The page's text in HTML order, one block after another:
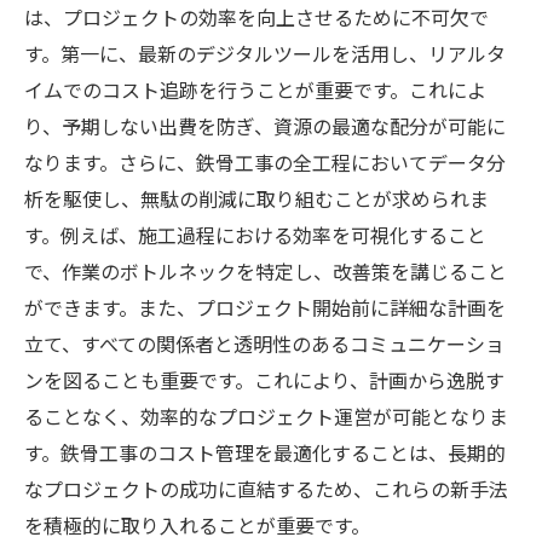
は、プロジェクトの効率を向上させるために不可欠で
す。第一に、最新のデジタルツールを活用し、リアルタ
イムでのコスト追跡を行うことが重要です。これによ
り、予期しない出費を防ぎ、資源の最適な配分が可能に
なります。さらに、鉄骨工事の全工程においてデータ分
析を駆使し、無駄の削減に取り組むことが求められま
す。例えば、施工過程における効率を可視化すること
で、作業のボトルネックを特定し、改善策を講じること
ができます。また、プロジェクト開始前に詳細な計画を
立て、すべての関係者と透明性のあるコミュニケーショ
ンを図ることも重要です。これにより、計画から逸脱す
ることなく、効率的なプロジェクト運営が可能となりま
す。鉄骨工事のコスト管理を最適化することは、長期的
なプロジェクトの成功に直結するため、これらの新手法
を積極的に取り入れることが重要です。